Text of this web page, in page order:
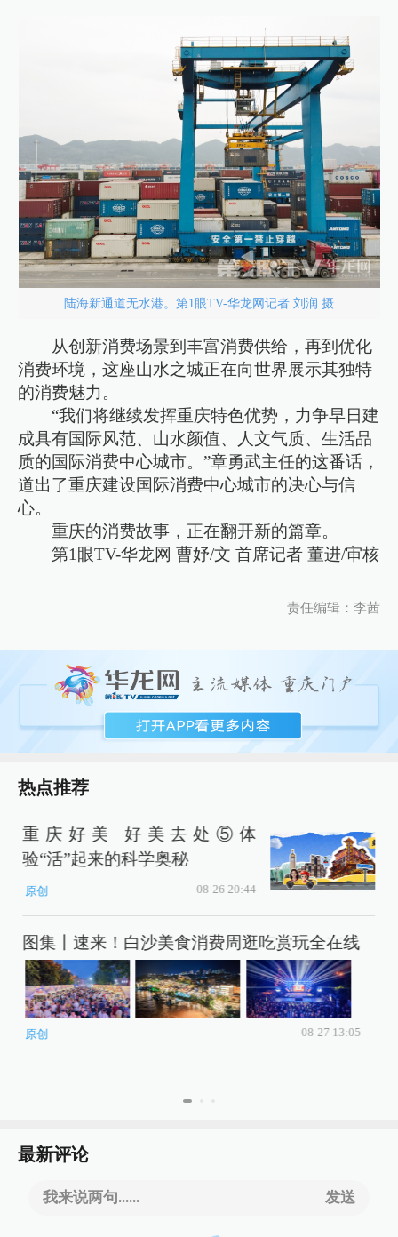
陆海新通道无水港。第1眼TV-华龙网记者 刘润 摄
从创新消费场景到丰富消费供给，再到优化
消费环境，这座山水之城正在向世界展示其独特
的消费魅力。
“我们将继续发挥重庆特色优势，力争早日建
成具有国际风范、山水颜值、人文气质、生活品
质的国际消费中心城市。”章勇武主任的这番话，
道出了重庆建设国际消费中心城市的决心与信
心。
重庆的消费故事，正在翻开新的篇章。
第1眼TV-华龙网 曹妤/文 首席记者 董进/审核
责任编辑：李茜
热点推荐
重庆好美 好美去处⑤体
验“活”起来的科学奥秘
原创 08-26 20:44
图集丨速来！白沙美食消费周逛吃赏玩全在线
原创 08-27 13:05
最新评论
我来说两句...... 发送